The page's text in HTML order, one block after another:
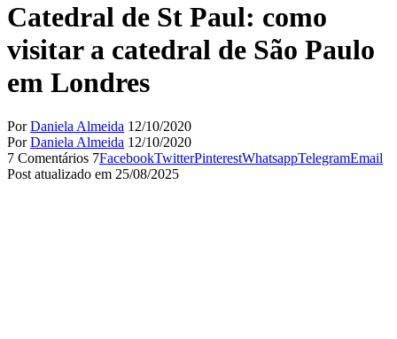
Catedral de St Paul: como
visitar a catedral de São Paulo
em Londres
PorDaniela Almeida 12/10/2020
PorDaniela Almeida 12/10/2020
7 Comentários 7FacebookTwitterPinterestWhatsappTelegramEmail
Post atualizado em 25/08/2025